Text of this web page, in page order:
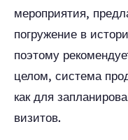
мероприятия,
погружение в
поэтому
целом, система
как для
визитов.